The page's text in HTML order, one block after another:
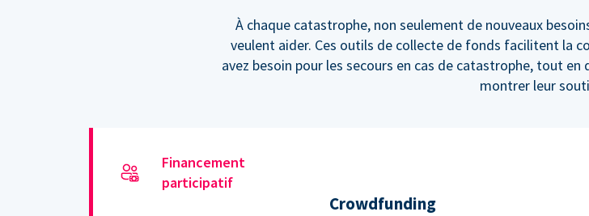
À chaque catastrophe, non seulement de nouveaux
veulent aider. Ces outils de collecte de fonds facilitent la
avez besoin pour les secours en cas de catastrophe, tout
montrer leur
Financement
participatif
Crowdfunding